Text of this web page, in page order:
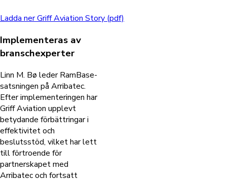
Ladda ner Griff Aviation Story (pdf)
Implementeras av
branschexperter
Linn M. Bø leder RamBase-
satsningen på Arribatec.
Efter implementeringen har
Griff Aviation upplevt
betydande förbättringar i
effektivitet och
beslutsstöd, vilket har lett
till förtroende för
partnerskapet med
Arribatec och fortsatt